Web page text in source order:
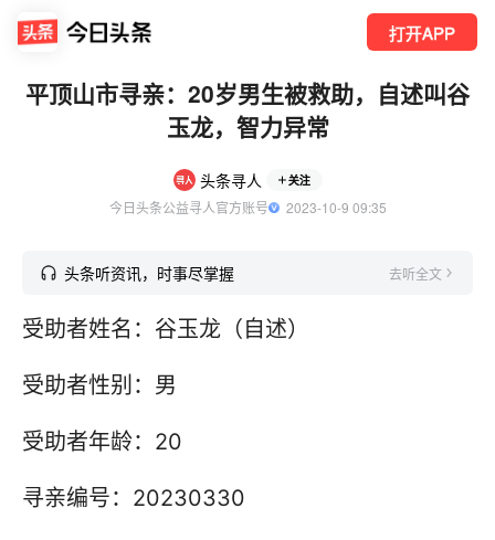
打开APP
平顶山市寻亲：20岁男生被救助，自述叫谷
玉龙，智力异常
头条寻人 关注
今日头条公益寻人官方账号
  2023-10-9 09:35
头条听资讯，时事尽掌握 去听全文
受助者姓名：谷玉龙（自述）
受助者性别：男
受助者年龄：20
寻亲编号：20230330